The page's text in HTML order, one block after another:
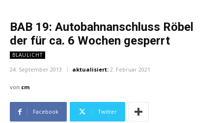
BAB 19: Autobahnanschluss Röbel
der für ca. 6 Wochen gesperrt
BLAULICHT
24. September 2013 aktualisiert: 2. Februar 2021
von cm
Facebook Twitter